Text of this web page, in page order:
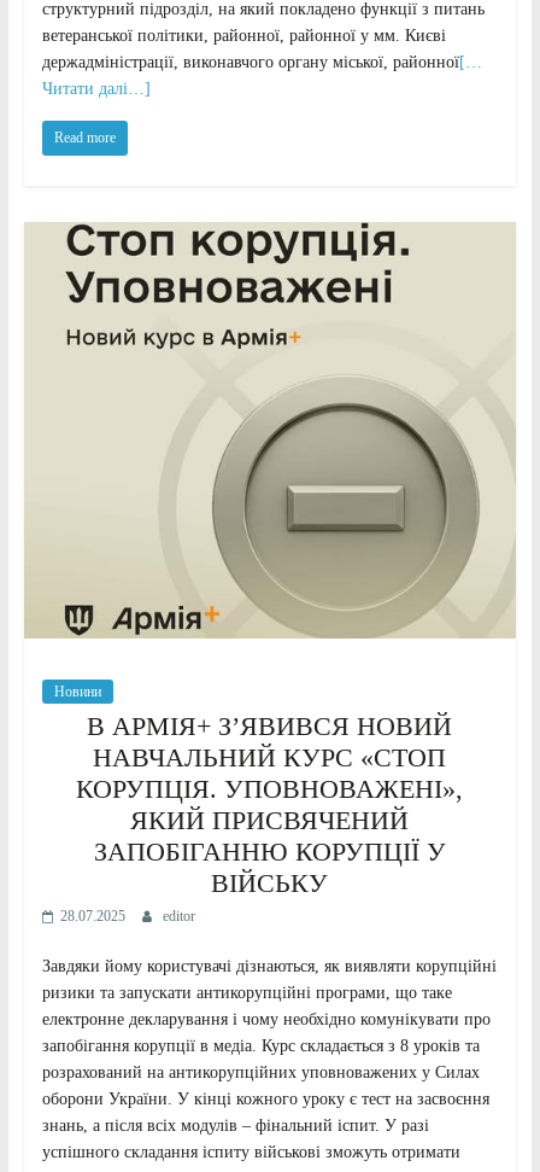
структурний підрозділ, на який покладено функції з питань
ветеранської політики, районної, районної у мм. Києві
держадміністрації, виконавчого органу міської, районної[…
Читати далі…]
Read more
Новини
В АРМІЯ+ ЗʼЯВИВСЯ НОВИЙ
НАВЧАЛЬНИЙ КУРС «СТОП
КОРУПЦІЯ. УПОВНОВАЖЕНІ»,
ЯКИЙ ПРИСВЯЧЕНИЙ
ЗАПОБІГАННЮ КОРУПЦІЇ У
ВІЙСЬКУ
28.07.2025 editor
Завдяки йому користувачі дізнаються, як виявляти корупційні
ризики та запускати антикорупційні програми, що таке
електронне декларування і чому необхідно комунікувати про
запобігання корупції в медіа. Курс складається з 8 уроків та
розрахований на антикорупційних уповноважених у Силах
оборони України. У кінці кожного уроку є тест на засвоєння
знань, а після всіх модулів – фінальний іспит. У разі
успішного складання іспиту військові зможуть отримати